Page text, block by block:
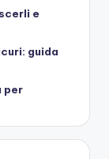
e
guida
per